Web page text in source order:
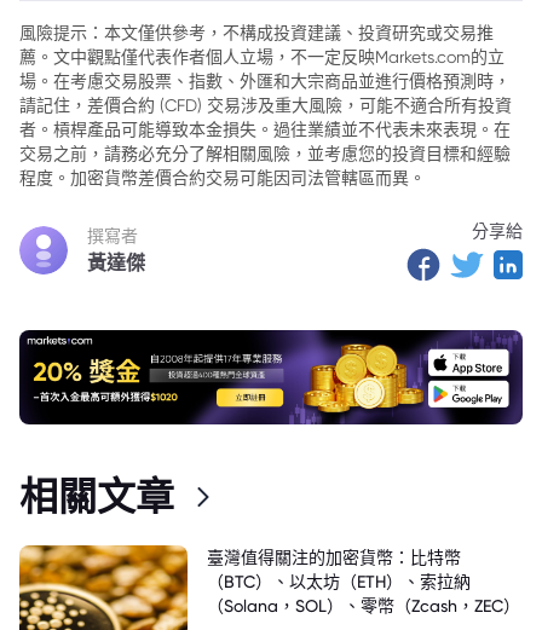
風險提示：本文僅供參考，不構成投資建議、投資研究或交易推
薦。文中觀點僅代表作者個人立場，不一定反映Markets.com的立
場。在考慮交易股票、指數、外匯和大宗商品並進行價格預測時，
請記住，差價合約 (CFD) 交易涉及重大風險，可能不適合所有投資
者。槓桿產品可能導致本金損失。過往業績並不代表未來表現。在
交易之前，請務必充分了解相關風險，並考慮您的投資目標和經驗
程度。加密貨幣差價合約交易可能因司法管轄區而異。
撰寫者
黃達傑
分享給
相關文章
臺灣值得關注的加密貨幣：比特幣
（BTC）、以太坊（ETH）、索拉納
（Solana，SOL）、零幣（Zcash，ZEC）